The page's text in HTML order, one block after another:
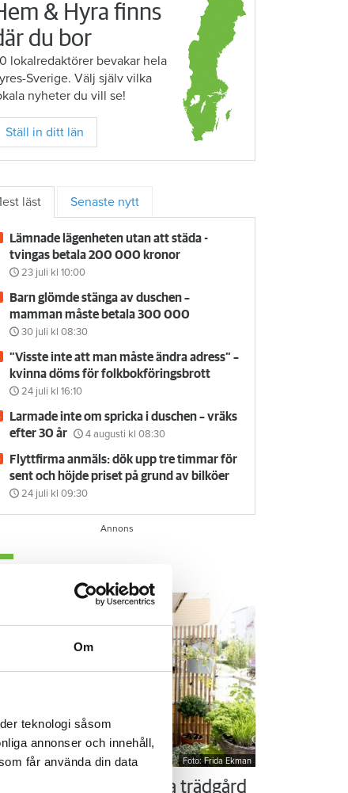
Om
teknologi såsom
annonser och innehåll,
får använda din data
& Hyra finns
du bor
lokalredaktörer bevakar hela
Sverige. Välj själv vilka
nyheter du vill se!
Ställ in ditt län
läst Senaste nytt
Lämnade lägenheten utan att städa -
tvingas betala 200 000 kronor
23 juli kl 10:00
Barn glömde stänga av duschen –
mamman måste betala 300 000
30 juli kl 08:30
”Visste inte att man måste ändra adress” –
kvinna döms för folkbokföringsbrott
24 juli kl 16:10
Larmade inte om spricka i duschen – vräks
efter 30 år
4 augusti kl 08:30
Flyttfirma anmäls: dök upp tre timmar för
sent och höjde priset på grund av bilköer
24 juli kl 09:30
Foto: Frida Ekman
som Susanne – ordna trädgård